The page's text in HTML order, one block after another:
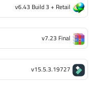
v6.43 Build 3 + Retail
v7.23 Final
v15.5.3.19727